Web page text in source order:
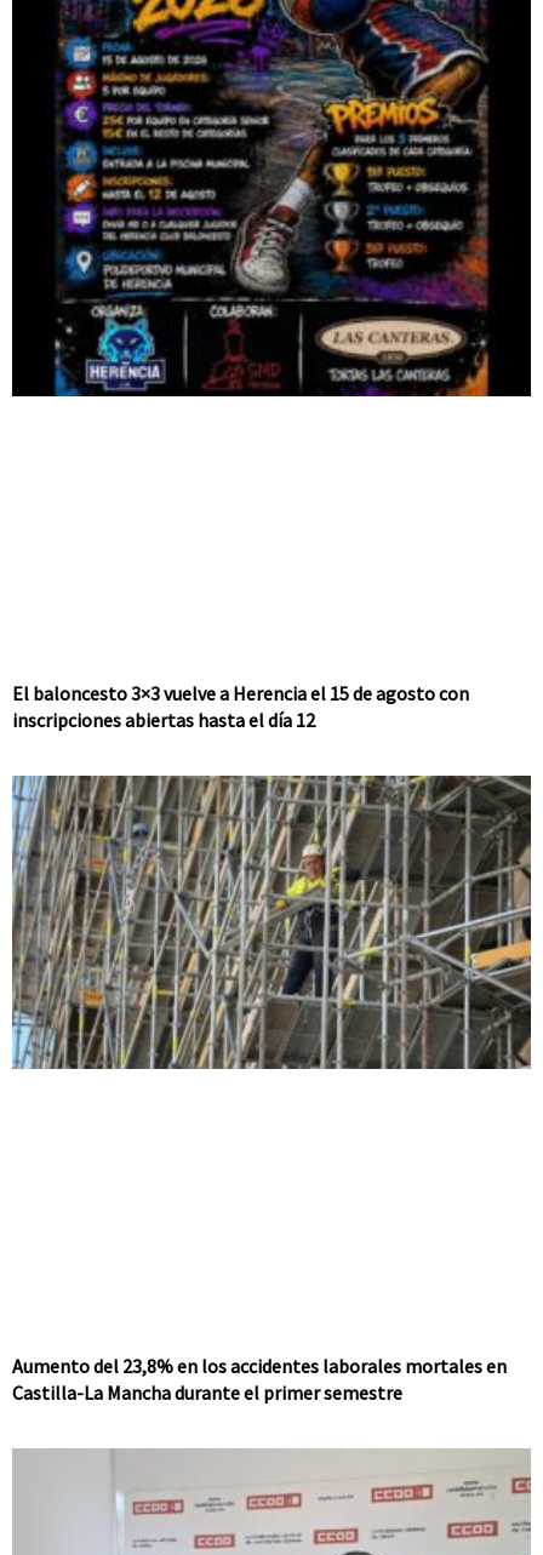
El baloncesto 3×3 vuelve a Herencia el 15 de agosto con
inscripciones abiertas hasta el día 12
Aumento del 23,8% en los accidentes laborales mortales en
Castilla-La Mancha durante el primer semestre